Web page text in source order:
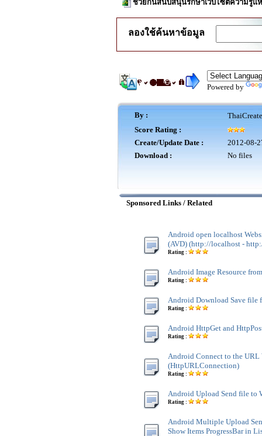
ช่วยกันสนับสนุนรักษาเว็บไซต์ความรู้แ
ลองใช้ค้นหาข้อมูล
Powered by
By :
Score Rating :
Create/Update Date :
2012-08-
Download :
No files
Sponsored Links / Related
Android open localhost
(AVD) (http://localhost -
Rating :
Android Image Resource
Rating :
Android Download Save file
Rating :
Android HttpGet and
Rating :
Android Connect to the URL
(HttpURLConnection)
Rating :
Android Upload Send file to
Rating :
Android Multiple Upload
Show Items ProgressBar in